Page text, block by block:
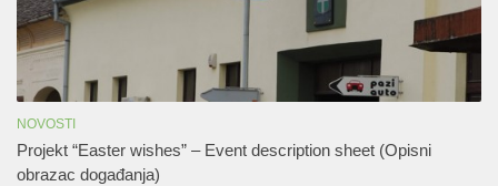
NOVOSTI
Projekt “Easter wishes” – Event description sheet (Opisni
obrazac događanja)